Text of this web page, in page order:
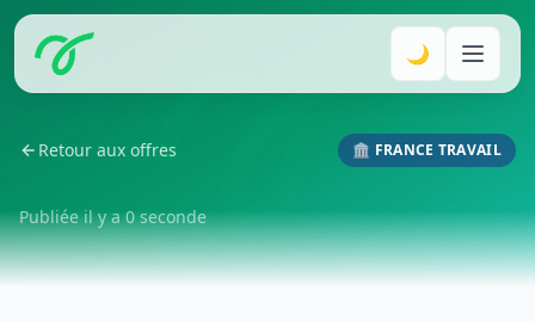
🌙
Retour aux offres 🏛️ FRANCE TRAVAIL
Publiée il y a 0 seconde